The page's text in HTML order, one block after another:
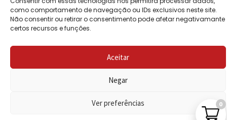
como comportamento de navegação ou IDs exclusivos neste site.
Não consentir ou retirar o consentimento pode afetar negativamante
certos recursos e funções.
Aceitar
Negar
Ver preferências
© Copyright 2026 Saída de Emergência. Todos os
direitos reservados.
0